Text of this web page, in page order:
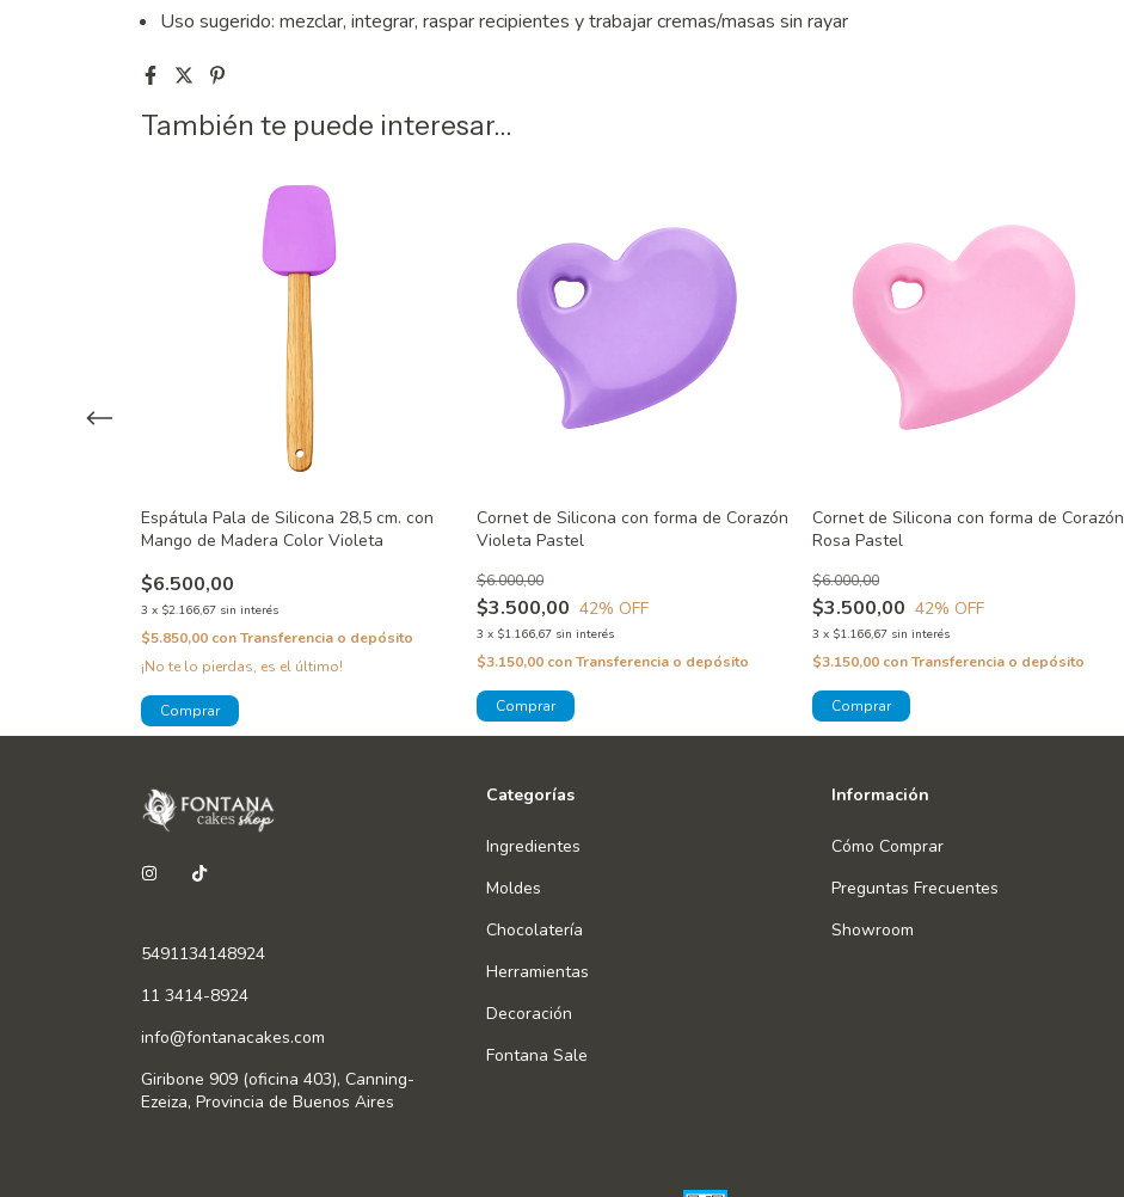
Uso sugerido: mezclar, integrar, raspar recipientes y trabajar cremas/masas sin rayar
También te puede interesar...
Espátula Pala de Silicona 28,5 cm. con
Mango de Madera Color Violeta
$6.500,00
3 x $2.166,67 sin interés
$5.850,00 conTransferencia o depósito
¡No te lo pierdas, es el último!
Cornet de Silicona con forma de Corazón
Violeta Pastel
$3.500,00
$6.000,00
42% OFF
3 x $1.166,67 sin interés
$3.150,00 conTransferencia o depósito
Cornet de Silicona con forma de Corazón
Rosa Pastel
$3.500,00
$6.000,00
42% OFF
3 x $1.166,67 sin interés
$3.150,00 conTransferencia o depósito
5491134148924
11 3414-8924
info@fontanacakes.com
Giribone 909 (oficina 403), Canning-
Ezeiza, Provincia de Buenos Aires
Categorías
Ingredientes
Moldes
Chocolatería
Herramientas
Decoración
Fontana Sale
Información
Cómo Comprar
Preguntas Frecuentes
Showroom